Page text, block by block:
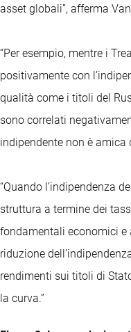
asset globali”, afferma
“Per esempio, mentre i
positivamente con
qualità come i titoli del
sono correlati
indipendente non è amica
“Quando l’indipendenza
struttura a termine dei
fondamentali economici
riduzione
rendimenti sui titoli di
la curva.”